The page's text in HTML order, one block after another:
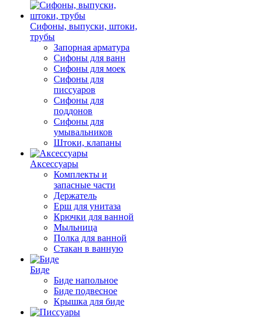
Сифоны, выпуски, штоки,
трубы
Запорная арматура
Сифоны для ванн
Сифоны для моек
Сифоны для
писсуаров
Сифоны для
поддонов
Сифоны для
умывальников
Штоки, клапаны
Аксессуары
Комплекты и
запасные части
Держатель
Ерш для унитаза
Крючки для ванной
Мыльница
Полка для ванной
Стакан в ванную
Биде
Биде напольное
Биде подвесное
Крышка для биде